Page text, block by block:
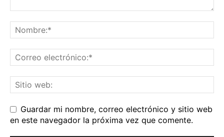
Guardar mi nombre, correo electrónico y sitio web
en este navegador la próxima vez que comente.